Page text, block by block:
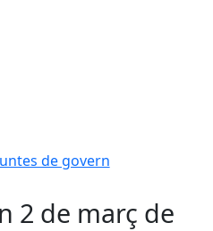
de govern
2 de març de